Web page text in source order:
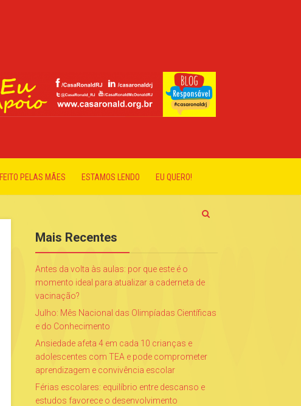
FEITO PELAS MÃES ESTAMOS LENDO EU QUERO!
Mais Recentes
Antes da volta às aulas: por que este é o
momento ideal para atualizar a caderneta de
vacinação?
Julho: Mês Nacional das Olimpíadas Científicas
e do Conhecimento
Ansiedade afeta 4 em cada 10 crianças e
adolescentes com TEA e pode comprometer
aprendizagem e convivência escolar
Férias escolares: equilíbrio entre descanso e
estudos favorece o desenvolvimento